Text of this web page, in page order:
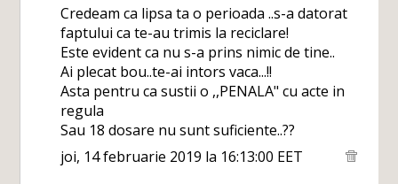
Credeam ca lipsa ta o perioada ..s-a datorat
faptului ca te-au trimis la reciclare!
Este evident ca nu s-a prins nimic de tine..
Ai plecat bou..te-ai intors vaca...!!
Asta pentru ca sustii o ,,PENALA" cu acte in
regula
Sau 18 dosare nu sunt suficiente..??
joi, 14 februarie 2019 la 16:13:00 EET